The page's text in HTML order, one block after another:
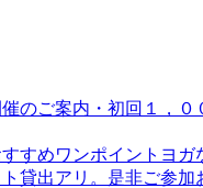
のご案内・初回１，
すめワンポイントヨガ
貸出アリ。是非ご参加